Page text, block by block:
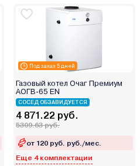
Под заказ 5 дней
Газовый котел Очаг Премиум
АОГВ-65 ЕN
СОСЕД ОБЗАВИДУЕТСЯ
4 871.22 руб.
5309.63 руб.
от 120 руб. руб./мес.
Еще 4 комплектации